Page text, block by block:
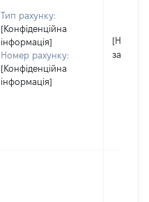
Тип рахунку:
[Конфіденційна
інформація]
Номер рахунку:
[Конфіденційна
інформація]
[Не